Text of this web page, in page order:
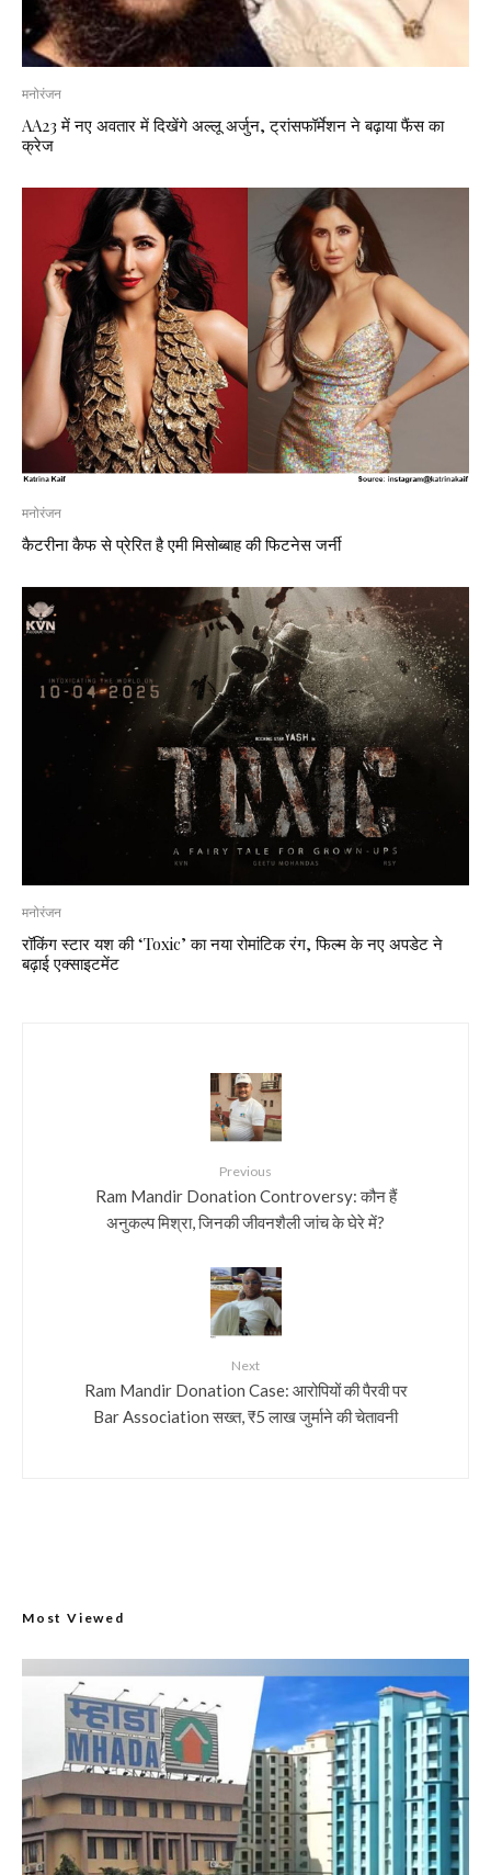
मनोरंजन
AA23 में नए अवतार में दिखेंगे अल्लू अर्जुन, ट्रांसफॉर्मेशन ने बढ़ाया फैंस का
क्रेज
मनोरंजन
कैटरीना कैफ से प्रेरित है एमी मिसोब्बाह की फिटनेस जर्नी
मनोरंजन
रॉकिंग स्टार यश की ‘Toxic’ का नया रोमांटिक रंग, फिल्म के नए अपडेट ने
बढ़ाई एक्साइटमेंट
Previous
Ram Mandir Donation Controversy: कौन हैं
अनुकल्प मिश्रा, जिनकी जीवनशैली जांच के घेरे में?
Next
Ram Mandir Donation Case: आरोपियों की पैरवी पर
Bar Association सख्त, ₹5 लाख जुर्माने की चेतावनी
Most Viewed